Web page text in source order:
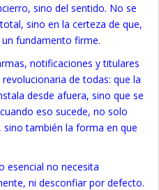
sino del sentido. No se
sino en la certeza de que,
fundamento firme.
notificaciones y titulares
de todas: que la
desde afuera, sino que se
eso sucede, no solo
también la forma en que
esencial no necesita
ni desconfiar por defecto.